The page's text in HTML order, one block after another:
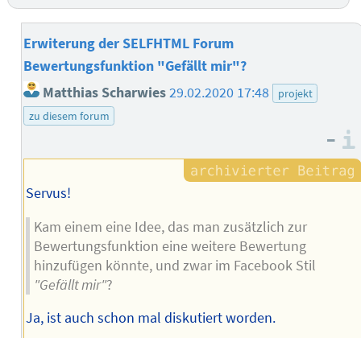
Erwiterung der SELFHTML Forum
Bewertungsfunktion "Gefällt mir"?
Matthias Scharwies29.02.2020 17:48
projekt
zu diesem forum
–
Servus!
Kam einem eine Idee, das man zusätzlich zur
Bewertungsfunktion eine weitere Bewertung
hinzufügen könnte, und zwar im Facebook Stil
"Gefällt mir"?
Ja, ist auch schon mal diskutiert worden.